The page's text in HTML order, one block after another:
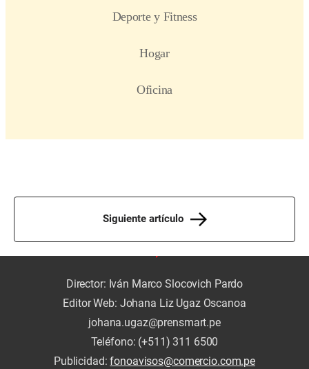
Siguiente artículo
Director: Iván Marco Slocovich Pardo
Editor Web: Johana Liz Ugaz Oscanoa
johana.ugaz@prensmart.pe
Teléfono: (+511) 311 6500
Publicidad:fonoavisos@comercio.com.pe